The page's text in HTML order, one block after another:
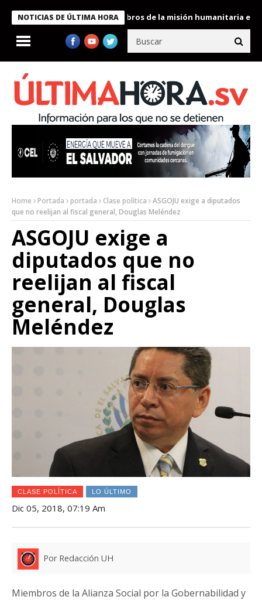
NOTICIAS DE ÚLTIMA HORA
Bukele condecora a miembros de la misión humanitaria enviada
Home Portada portada Clase política
ASGOJU exige a diputados
que no reelijan al fiscal general, Douglas Meléndez
ASGOJU exige a
diputados que no
reelijan al fiscal
general, Douglas
Meléndez
CLASE POLÍTICA LO ÚLTIMO
Dic 05, 2018, 07:19 Am
Por Redacción UH
Miembros de la Alianza Social por la Gobernabilidad y